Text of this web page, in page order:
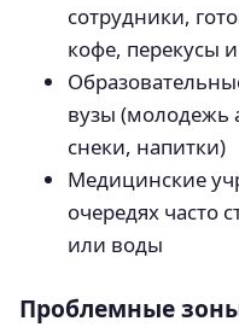
сотрудники,
кофе, перекусы
вузы (молодежь
снеки, напитки)
Медицинские
очередях часто
или воды
Проблемные